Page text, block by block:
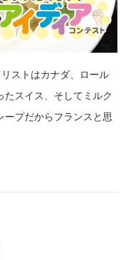
ストはカナダ、ロール
スイス、そしてミルク
ープだからフランスと思